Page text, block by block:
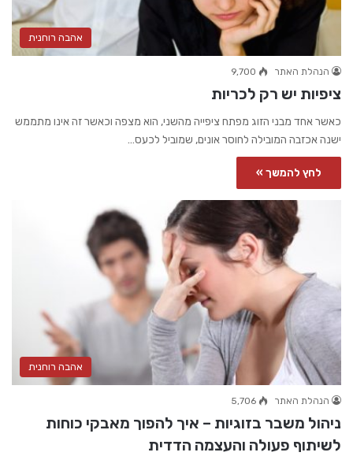
אהבה רוחנית
הנהלת האתר 9,700
ציפיות יש רק לכריות
כאשר אחד מבני הזוג מפתח ציפייה מהשני, הוא מצפה וכאשר זה אינו מתממש
ישנה אכזבה המובילה לחוסר אונים, שמוביל לכעס…
לחץ להמשך »
אהבה רוחנית
הנהלת האתר 5,706
ניהול משבר בזוגיות – איך להפוך מאבקי כוחות
לשיתוף פעולה והעצמה הדדית